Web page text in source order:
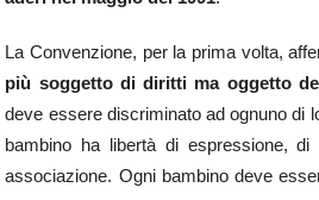
La Convenzione, per la prima volta,
più soggetto di diritti ma oggetto
deve essere discriminato ad ognuno di
bambino ha libertà di espressione,
associazione. Ogni bambino deve